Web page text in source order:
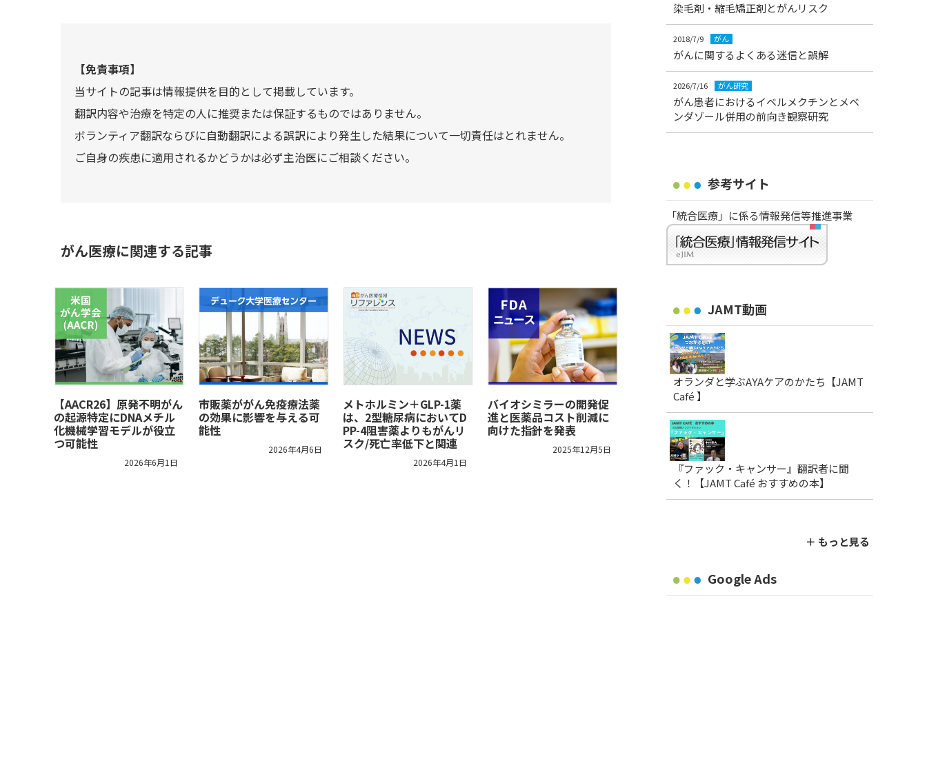
【免責事項】
当サイトの記事は情報提供を目的として掲載しています。
翻訳内容や治療を特定の人に推奨または保証するものではありません。
ボランティア翻訳ならびに自動翻訳による誤訳により発生した結果について一切責任はとれません。
ご自身の疾患に適用されるかどうかは必ず主治医にご相談ください。
がん医療に関連する記事
【AACR26】原発不明がん
の起源特定にDNAメチル
化機械学習モデルが役立
つ可能性
2026年6月1日
市販薬ががん免疫療法薬
の効果に影響を与える可
能性
2026年4月6日
メトホルミン＋GLP-1薬
は、2型糖尿病においてD
PP-4阻害薬よりもがんリ
スク/死亡率低下と関連
2026年4月1日
バイオシミラーの開発促
進と医薬品コスト削減に
向けた指針を発表
2025年12月5日
染毛剤・縮毛矯正剤とがんリスク
2018/7/9 がん
がんに関するよくある迷信と誤解
2026/7/16 がん研究
がん患者におけるイベルメクチンとメベ
ンダゾール併用の前向き観察研究
参考サイト
「統合医療」に係る情報発信等推進事業
JAMT動画
オランダと学ぶAYAケアのかたち【JAMT
Café 】
『ファック・キャンサー』翻訳者に聞
く！【JAMT Café おすすめの本】
＋ もっと見る
Google Ads